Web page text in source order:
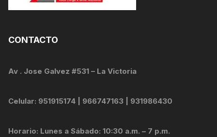
CONTACTO
Av . Jose Galvez #531 – La Victoria
Celular: 951915174 | 966747163 | 931986430
Horario: Lunes a Sábado: 10:30 a.m. – 7 p.m.